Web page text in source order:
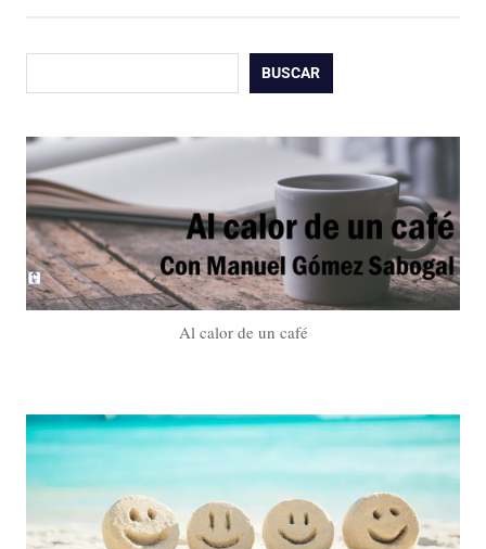
BUSCAR
Al calor de un café